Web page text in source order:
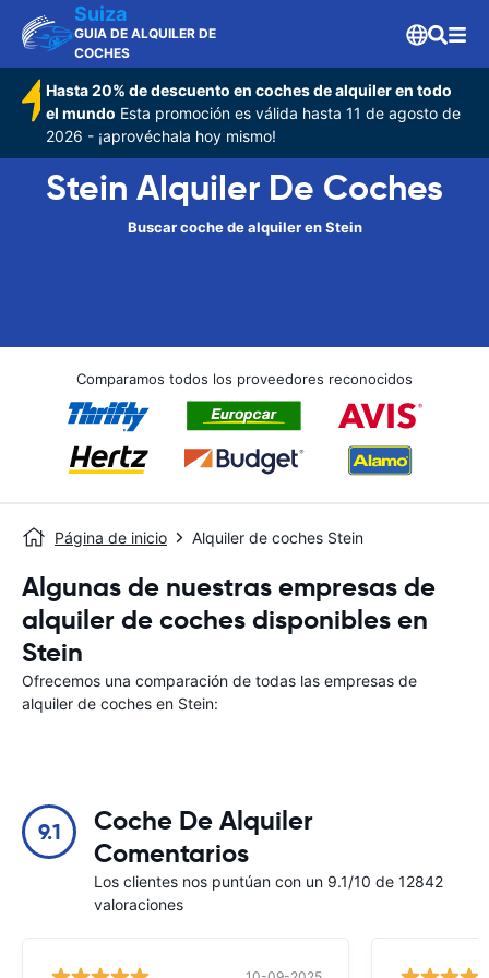
Suiza
GUIA DE ALQUILER DE
COCHES
Hasta 20% de descuento en coches de alquiler en todo
el mundo Esta promoción es válida hasta 11 de agosto de
2026 - ¡aprovéchala hoy mismo!
Stein Alquiler De Coches
Buscar coche de alquiler en Stein
Comparamos todos los proveedores reconocidos
Página de inicio Alquiler de coches Stein
Algunas de nuestras empresas de
alquiler de coches disponibles en
Stein
Ofrecemos una comparación de todas las empresas de
alquiler de coches en Stein:
9.1
Coche De Alquiler
Comentarios
Los clientes nos puntúan con un 9.1/10 de 12842
valoraciones